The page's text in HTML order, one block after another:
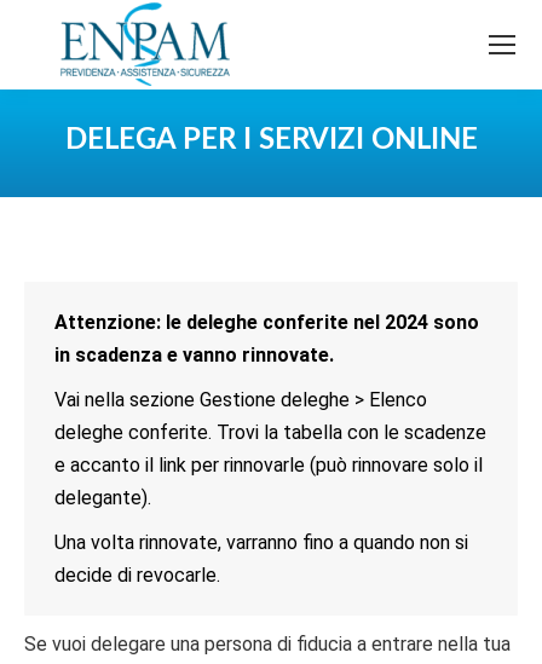
DELEGA PER I SERVIZI ONLINE
Attenzione: le deleghe conferite nel 2024 sono
in scadenza e vanno rinnovate.
Vai nella sezione Gestione deleghe > Elenco
deleghe conferite. Trovi la tabella con le scadenze
e accanto il link per rinnovarle (può rinnovare solo il
delegante).
Una volta rinnovate, varranno fino a quando non si
decide di revocarle.
Se vuoi delegare una persona di fiducia a entrare nella tua